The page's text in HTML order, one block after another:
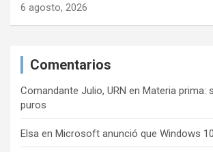
6 agosto, 2026
Comentarios
Comandante Julio, URN en Materia prima:
puros
Elsa en Microsoft anunció que Windows